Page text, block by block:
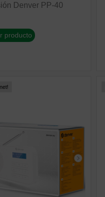
Denver PP-40
producto